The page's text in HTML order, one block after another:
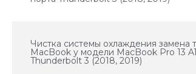
Чистка системы охлаждения замена
MacBook у модели MacBook Pro 13
Thunderbolt 3 (2018, 2019)